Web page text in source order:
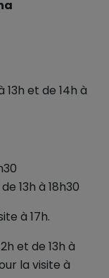
13h et de 14h à
13h à 18h30
à 17h.
et de 13h à
la visite à